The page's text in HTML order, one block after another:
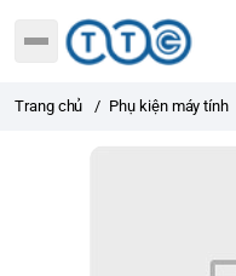
Trang chủ / Phụ kiện máy tính